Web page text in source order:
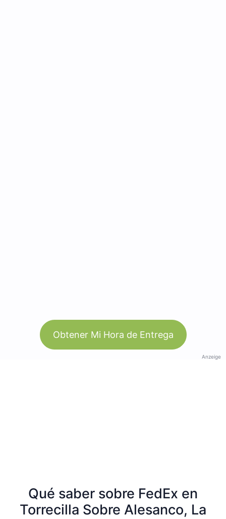
Obtener Mi Hora de Entrega
Anzeige
Qué saber sobre FedEx en
Torrecilla Sobre Alesanco, La